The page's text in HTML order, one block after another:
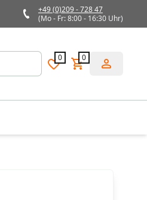
+49 (0)209 - 728 47
(Mo - Fr: 8:00 - 16:30 Uhr)
0 0